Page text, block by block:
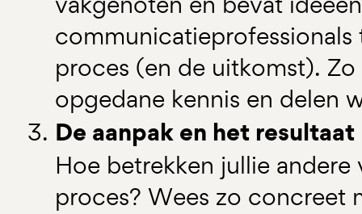
proces (en de uitkomst).
opgedane kennis en delen
De aanpak en het resultaat
Hoe betrekken jullie
proces? Wees zo concreet